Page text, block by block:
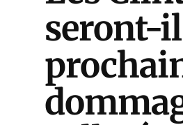
seront-